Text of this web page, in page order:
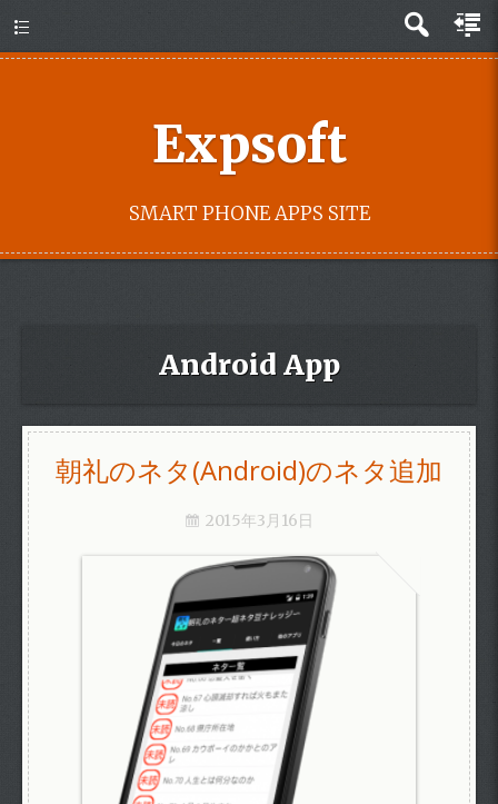
Expsoft
SMART PHONE APPS SITE
Android App
朝礼のネタ(Android)のネタ追加
2015年3月16日